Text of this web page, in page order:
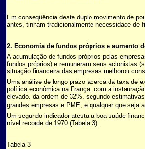
Em conseqüência deste duplo movimento de
antes, tinham tradicionalmente necessidade de
2. Economia de fundos próprios e aumento
A acumulação de fundos próprios pelas
fundos próprios) e remuneram seus acionistas
situação financeira das empresas melhorou
Uma análise de longo prazo acerca da taxa de
política econômica na França, com a
elevado, da ordem de 32%, segundo
grandes empresas e PME, e qualquer que seja
Um segundo indicador atesta a boa saúde
nível recorde de 1970 (Tabela 3).
Tabela 3